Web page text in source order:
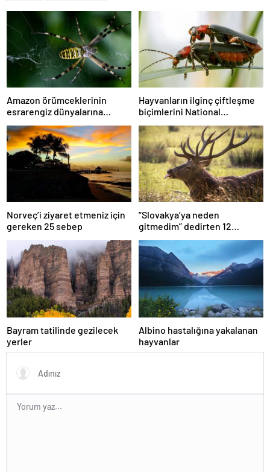
Amazon örümceklerinin
esrarengiz dünyalarına
gitmeye hazır olun.
Hayvanların ilginç çiftleşme
biçimlerini National
Geographic görüntüledi.
Norveç’i ziyaret etmeniz için
gereken 25 sebep
“Slovakya’ya neden
gitmedim” dedirten 12
fotoğraf
Bayram tatilinde gezilecek
yerler
Albino hastalığına yakalanan
hayvanlar